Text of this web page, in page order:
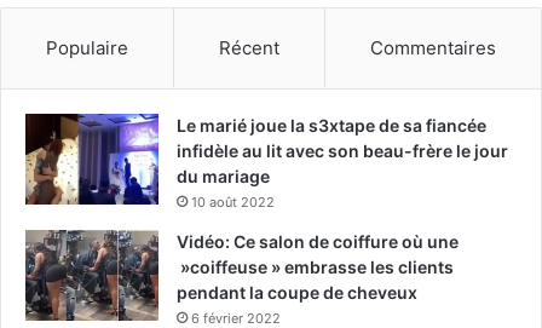
Populaire Récent Commentaires
Le marié joue la s3xtape de sa fiancée
infidèle au lit avec son beau-frère le jour
du mariage
10 août 2022
Vidéo: Ce salon de coiffure où une
»coiffeuse » embrasse les clients
pendant la coupe de cheveux
6 février 2022